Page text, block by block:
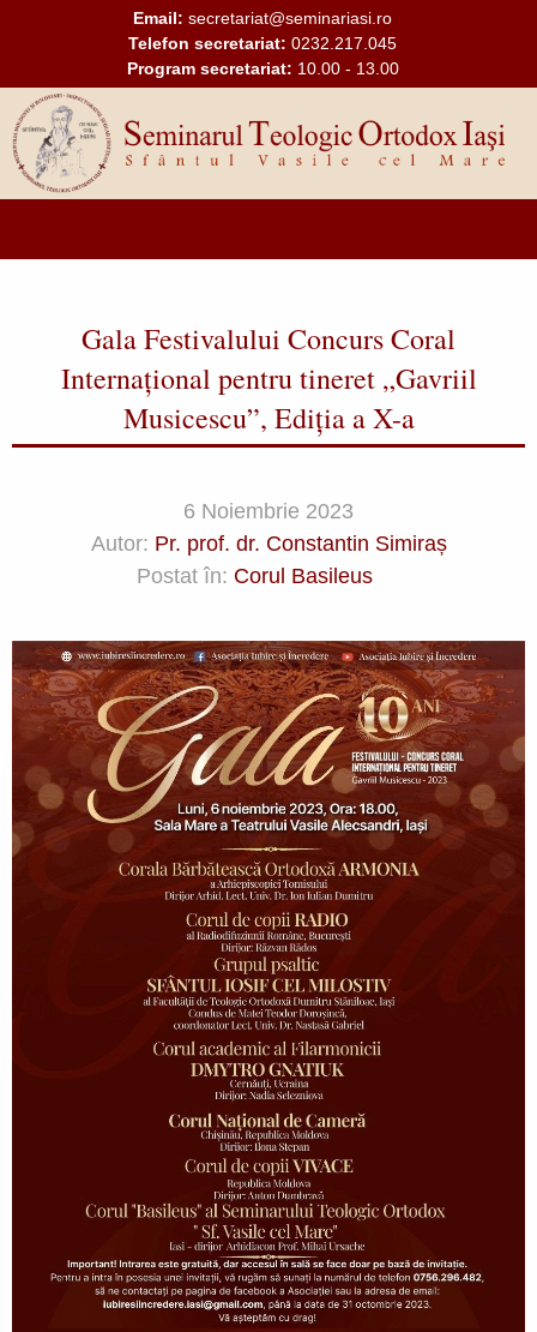
Mergi la conţinutul principal
Email: secretariat@seminariasi.ro
Telefon secretariat: 0232.217.045
Program secretariat: 10.00 - 13.00
Main
Gala Festivalului Concurs Coral
Internațional pentru tineret „Gavriil
Musicescu”, Ediția a X-a
6 Noiembrie 2023
Autor: Pr. prof. dr. Constantin Simiraș
Postat în: Corul Basileus